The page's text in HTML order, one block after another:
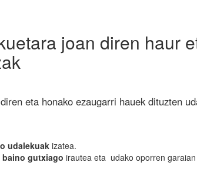
joan diren haur
eta honako ezaugarri hauek dituzten
udalekuak izatea.
baino gutxiago irautea eta udako oporren